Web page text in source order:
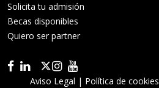
Solicita tu admisión
Becas disponibles
Quiero ser partner
Aviso Legal | Política de cookies